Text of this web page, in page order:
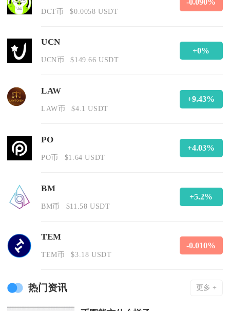
DCT币 $0.0058 USDT
UCN
UCN币 $149.66 USDT
+0%
LAW
LAW币 $4.1 USDT
+9.43%
PO
PO币 $1.64 USDT
+4.03%
BM
BM币 $11.58 USDT
+5.2%
TEM
TEM币 $3.18 USDT
-0.010%
热门资讯 更多 +